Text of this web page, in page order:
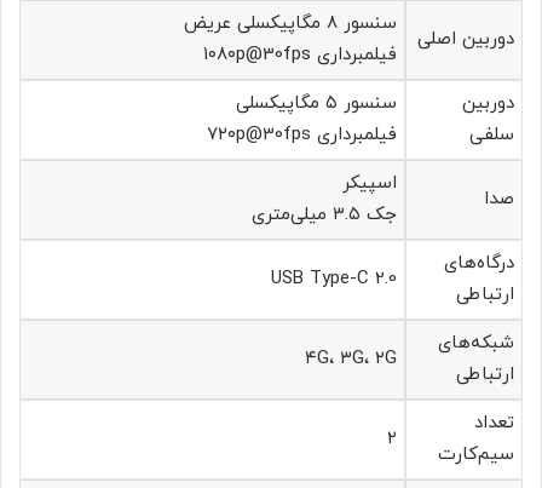
دوربین اصلی
سنسور ۸ مگاپیکسلی عریض
فیلمبرداری ۱۰۸۰p@30fps
دوربین
سلفی
سنسور ۵ مگاپیکسلی
فیلمبرداری ۷۲۰p@30fps
صدا
اسپیکر
جک ۳.۵ میلی‌متری
درگاه‌های
ارتباطی
USB Type-C 2.0
شبکه‌های
ارتباطی
۴G، ۳G، ۲G
تعداد
سیم‌کارت
۲